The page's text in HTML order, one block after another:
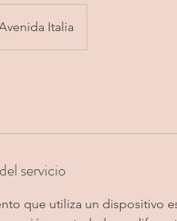
Italia
servicio
que utiliza un dispositivo